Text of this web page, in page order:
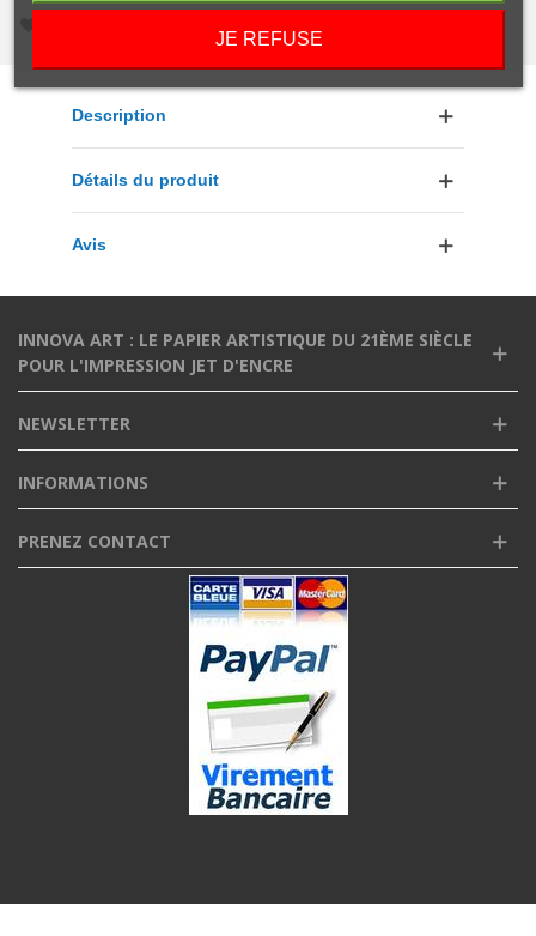
Description
Détails du produit
Avis
INNOVA ART : LE PAPIER ARTISTIQUE DU 21ÈME SIÈCLE
POUR L'IMPRESSION JET D'ENCRE
NEWSLETTER
INFORMATIONS
PRENEZ CONTACT
JE REFUSE